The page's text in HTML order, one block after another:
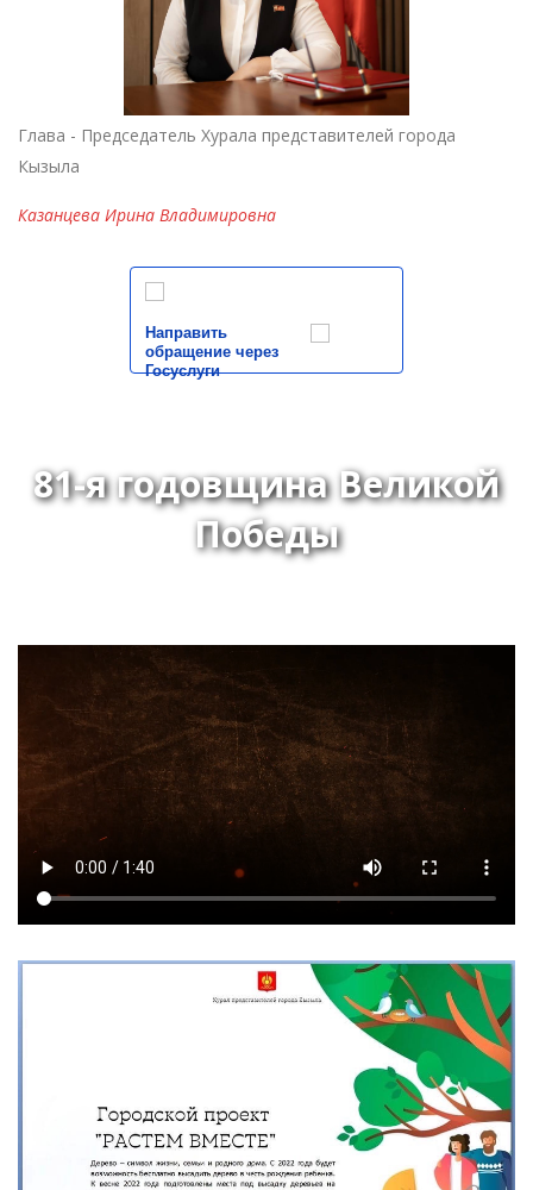
Глава - Председатель Хурала представителей города
Кызыла
Казанцева Ирина Владимировна
Направить
обращение через
Госуслуги
81-я годовщина Великой
Победы